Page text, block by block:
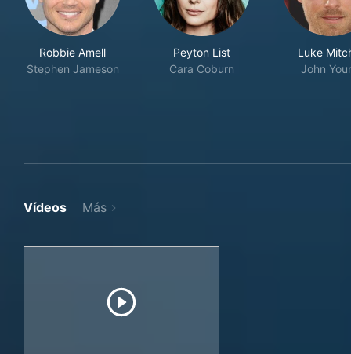
Robbie Amell
Stephen Jameson
Peyton List
Cara Coburn
Luke
John
Vídeos Más